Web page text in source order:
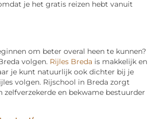
je het gratis reizen hebt vanuit
om beter overal heen te kunnen?
volgen. Rijles Breda is makkelijk en
je kunt natuurlijk ook dichter bij je
volgen. Rijschool in Breda zorgt
zelfverzekerde en bekwame bestuurder